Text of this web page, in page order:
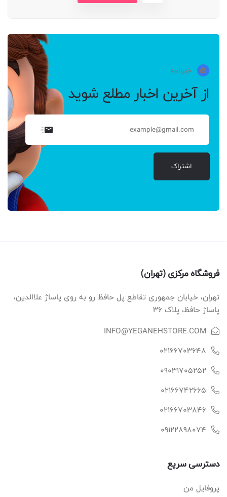
خبرنامه
از آخرین اخبار مطلع شوید
اشتراک
فروشگاه مرکزی (تهران)
تهران، خیابان جمهوری تقاطع پل حافظ رو به روی پاساژ علاالدین،
پاساژ حافظ، پلاک ۳۶
INFO@YEGANEHSTORE.COM
02166703648
09031705252
02166742665
02166703846
09122898074
دسترسی سریع
پروفایل من